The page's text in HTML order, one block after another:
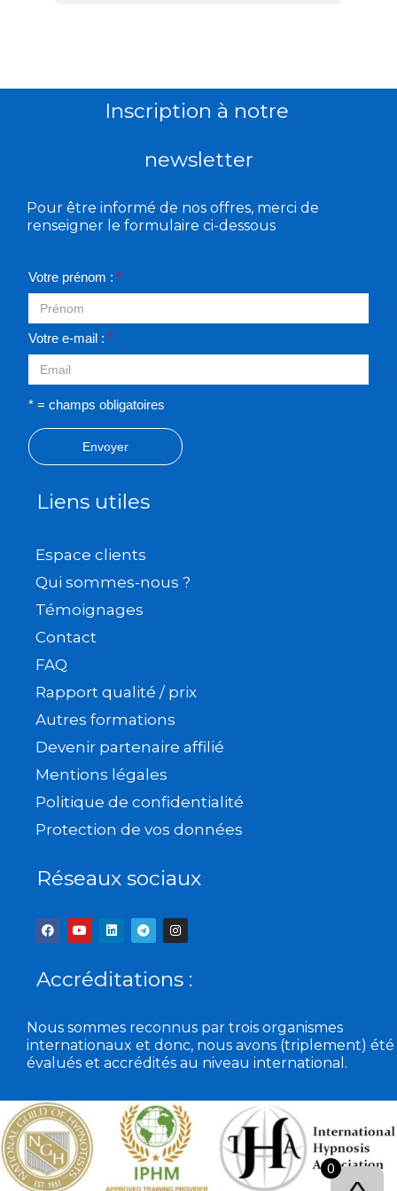
Inscription à notre
newsletter
Pour être informé de nos offres, merci de
renseigner le formulaire ci-dessous
Votre prénom : *
Votre e-mail : *
* = champs obligatoires
Envoyer
Liens utiles
Espace clients
Qui sommes-nous ?
Témoignages
Contact
FAQ
Rapport qualité / prix
Autres formations
Devenir partenaire affilié
Mentions légales
Politique de confidentialité
Protection de vos données
Réseaux sociaux
F
a
c
b
o
Y
o
u
u
b
L
i
e
d
T
e
l
g
r
I
n
s
a
g
m
Accréditations :
Nous sommes reconnus par trois organismes
internationaux et donc, nous avons (triplement) été
évalués et accrédités au niveau international.
0